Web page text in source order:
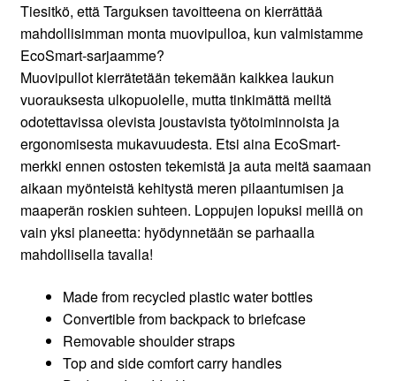
Tiesitkö, että Targuksen tavoitteena on kierrättää
mahdollisimman monta muovipulloa, kun valmistamme
EcoSmart-sarjaamme?
Muovipullot kierrätetään tekemään kaikkea laukun
vuorauksesta ulkopuolelle, mutta tinkimättä meiltä
odotettavissa olevista joustavista työtoiminnoista ja
ergonomisesta mukavuudesta. Etsi aina EcoSmart-
merkki ennen ostosten tekemistä ja auta meitä saamaan
aikaan myönteistä kehitystä meren pilaantumisen ja
maaperän roskien suhteen. Loppujen lopuksi meillä on
vain yksi planeetta: hyödynnetään se parhaalla
mahdollisella tavalla!
Made from recycled plastic water bottles
Convertible from backpack to briefcase
Removable shoulder straps
Top and side comfort carry handles